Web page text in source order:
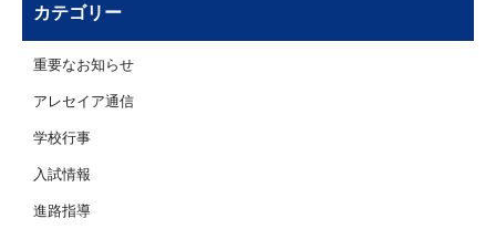
カテゴリー
重要なお知らせ
アレセイア通信
学校行事
入試情報
進路指導